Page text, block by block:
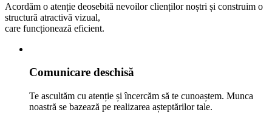
Acordăm o atenție deosebită nevoilor clienților noștri și construim o
structură atractivă vizual,
care funcționează eficient.
Comunicare deschisă
Te ascultăm cu atenție și încercăm să te cunoaștem. Munca
noastră se bazează pe realizarea așteptărilor tale.